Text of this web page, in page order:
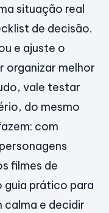
situação real
de decisão.
e ajuste o
organizar melhor
vale testar
do mesmo
com
filmes de
guia prático para
calma e decidir